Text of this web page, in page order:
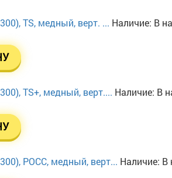
TS, медный, верт. ... Наличие: В
TS+, медный, верт.... Наличие: В
РОСС, медный, верт... Наличие: В